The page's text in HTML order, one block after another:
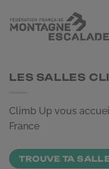
LES SALLES
Climb Up vous
France
TROUVE TA